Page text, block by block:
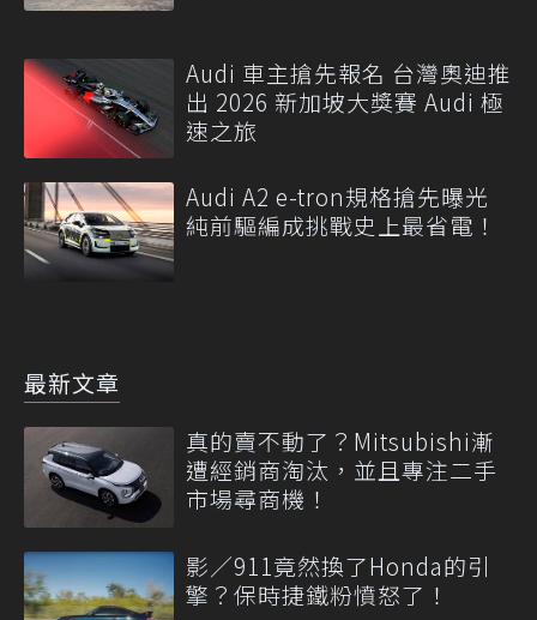
Audi 車主搶先報名 台灣奧迪推
出 2026 新加坡大獎賽 Audi 極
速之旅
Audi A2 e-tron規格搶先曝光
純前驅編成挑戰史上最省電！
最新文章
真的賣不動了？Mitsubishi漸
遭經銷商淘汰，並且專注二手
市場尋商機！
影／911竟然換了Honda的引
擎？保時捷鐵粉憤怒了！